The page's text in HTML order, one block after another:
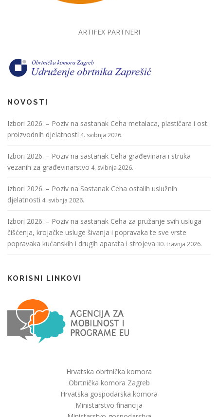
ARTIFEX PARTNERI
NOVOSTI
Izbori 2026. – Poziv na sastanak Ceha metalaca, plastičara i ost.
proizvodnih djelatnosti 4. svibnja 2026.
Izbori 2026. – Poziv na sastanak Ceha građevinara i struka
vezanih za građevinarstvo 4. svibnja 2026.
Izbori 2026. – Poziv na Sastanak Ceha ostalih uslužnih
djelatnosti 4. svibnja 2026.
Izbori 2026. – Poziv na sastanak Ceha za pružanje svih usluga
čišćenja, krojačke usluge šivanja i popravaka te sve vrste
popravaka kućanskih i drugih aparata i strojeva 30. travnja 2026.
KORISNI LINKOVI
Hrvatska obrtnička komora
Obrtnička komora Zagreb
Hrvatska gospodarska komora
Ministarstvo financija